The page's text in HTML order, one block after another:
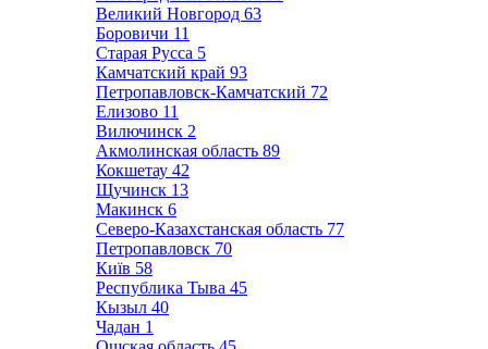
Великий Новгород 63
Боровичи 11
Старая Русса 5
Камчатский край 93
Петропавловск-Камчатский 72
Елизово 11
Вилючинск 2
Акмолинская область 89
Кокшетау 42
Щучинск 13
Макинск 6
Северо-Казахстанская область 77
Петропавловск 70
Київ 58
Республика Тыва 45
Кызыл 40
Чадан 1